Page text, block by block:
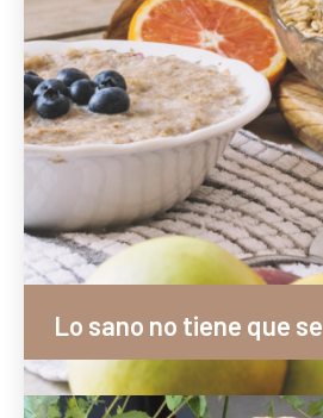
Lo sano no tiene que